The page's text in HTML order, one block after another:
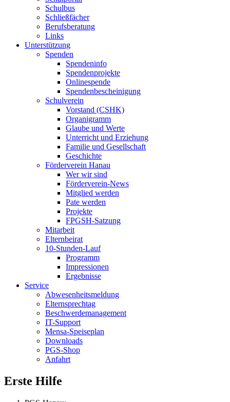
Schulbus
Schließfächer
Berufsberatung
Links
Unterstützung
Spenden
Spendeninfo
Spendenprojekte
Onlinespende
Spendenbescheinigung
Schulverein
Vorstand (CSHK)
Organigramm
Glaube und Werte
Unterricht und Erziehung
Familie und Gesellschaft
Geschichte
Förderverein Hanau
Wer wir sind
Förderverein-News
Mitglied werden
Pate werden
Projekte
FPGSH-Satzung
Mitarbeit
Elternbeirat
10-Stunden-Lauf
Programm
Impressionen
Ergebnisse
Service
Abwesenheitsmeldung
Elternsprechtag
Beschwerdemanagement
IT-Support
Mensa-Speiseplan
Downloads
PGS-Shop
Anfahrt
Erste Hilfe